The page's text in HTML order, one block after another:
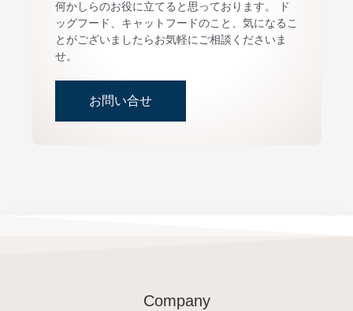
何かしらのお役に立てると思っております。 ド
ッグフード、キャットフードのこと、気になるこ
とがございましたらお気軽にご相談くださいま
せ。
お問い合せ
Company